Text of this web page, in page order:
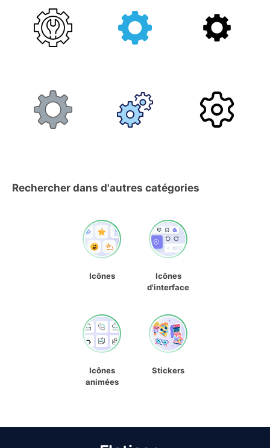
Rechercher dans d'autres catégories
Icônes
Icônes
d'interface
Icônes
animées
Stickers